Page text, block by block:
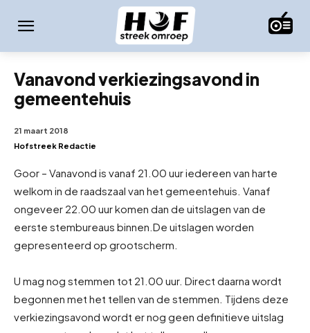
Vanavond verkiezingsavond in
gemeentehuis
21 maart 2018
Hofstreek Redactie
Goor – Vanavond is vanaf 21.00 uur iedereen van harte
welkom in de raadszaal van het gemeentehuis. Vanaf
ongeveer 22.00 uur komen dan de uitslagen van de
eerste stembureaus binnen. De uitslagen worden
gepresenteerd op grootscherm.
U mag nog stemmen tot 21.00 uur. Direct daarna wordt
begonnen met het tellen van de stemmen. Tijdens deze
verkiezingsavond wordt er nog geen definitieve uitslag